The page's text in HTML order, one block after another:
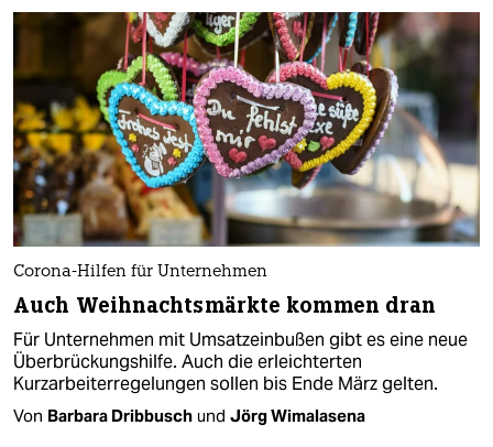
Corona-Hilfen für Unternehmen
Auch Weihnachtsmärkte kommen dran
Für Unternehmen mit Umsatzeinbußen gibt es eine neue
Überbrückungshilfe. Auch die erleichterten
Kurzarbeiterregelungen sollen bis Ende März gelten.
Von Barbara Dribbusch und Jörg Wimalasena